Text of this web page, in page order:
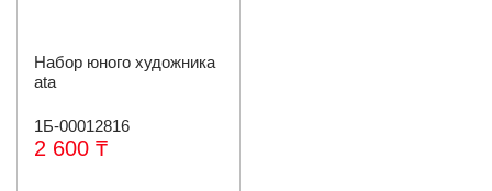
Набор юного художника
ata
1Б-00012816
2 600 ₸